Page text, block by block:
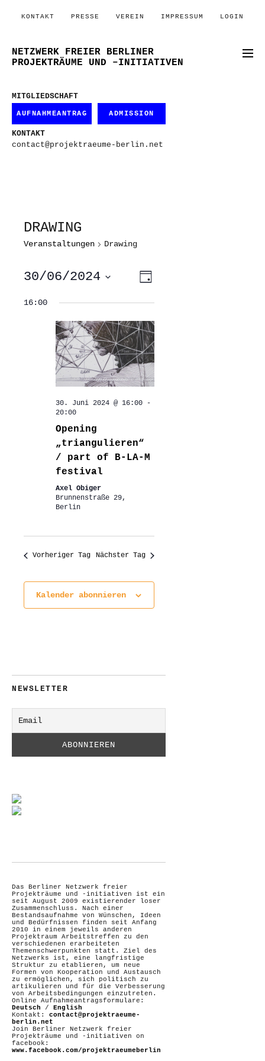
KONTAKT PRESSE VEREIN IMPRESSUM LOGIN
NETZWERK FREIER BERLINER
PROJEKTRÄUME UND –INITIATIVEN
MITGLIEDSCHAFT
AUFNAHMEANTRAG ADMISSION
KONTAKT
contact@projektraeume-berlin.net
DRAWING
Veranstaltungen Drawing
ANSICHTEN-
NAVIGATION
VERANSTALTUNG
ANSICHTEN-
Tag
30/06/2024
wählen.
16:00
30. Juni 2024 @ 16:00-
20:00
Opening
„triangulieren“
/ part of B-LA-M
festival
Axel Obiger
Brunnenstraße 29,
Berlin
Vorheriger Tag Nächster Tag
Kalender abonnieren
NEWSLETTER
Das Berliner Netzwerk freier
Projekträume und -initiativen ist ein
seit August 2009 existierender loser
Zusammenschluss. Nach einer
Bestandsaufnahme von Wünschen, Ideen
und Bedürfnissen finden seit Anfang
2010 in einem jeweils anderen
Projektraum Arbeitstreffen zu den
verschiedenen erarbeiteten
Themenschwerpunkten statt. Ziel des
Netzwerks ist, eine langfristige
Struktur zu etablieren, um neue
Formen von Kooperation und Austausch
zu ermöglichen, sich politisch zu
artikulieren und für die Verbesserung
von Arbeitsbedingungen einzutreten.
Online Aufnahmeantragsformulare:
Deutsch /
English
Kontakt: contact@projektraeume-
berlin.net
Join Berliner Netzwerk freier
Projekträume und -initiativen on
facebook:
www.facebook.com/projektraeumeberlin